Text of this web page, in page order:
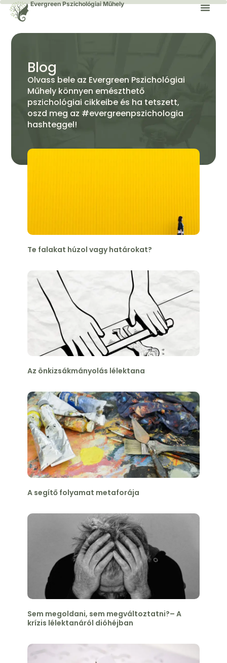
Evergreen Pszichológiai Műhely
Blog
Olvass bele az Evergreen Pszichológiai
Műhely könnyen emészthető
pszichológiai cikkeibe és ha tetszett,
oszd meg az #evergreenpszichologia
hashteggel!
Te falakat húzol vagy határokat?
Az önkizsákmányolás lélektana
A segítő folyamat metaforája
Sem megoldani, sem megváltoztatni?– A
krízis lélektanáról dióhéjban